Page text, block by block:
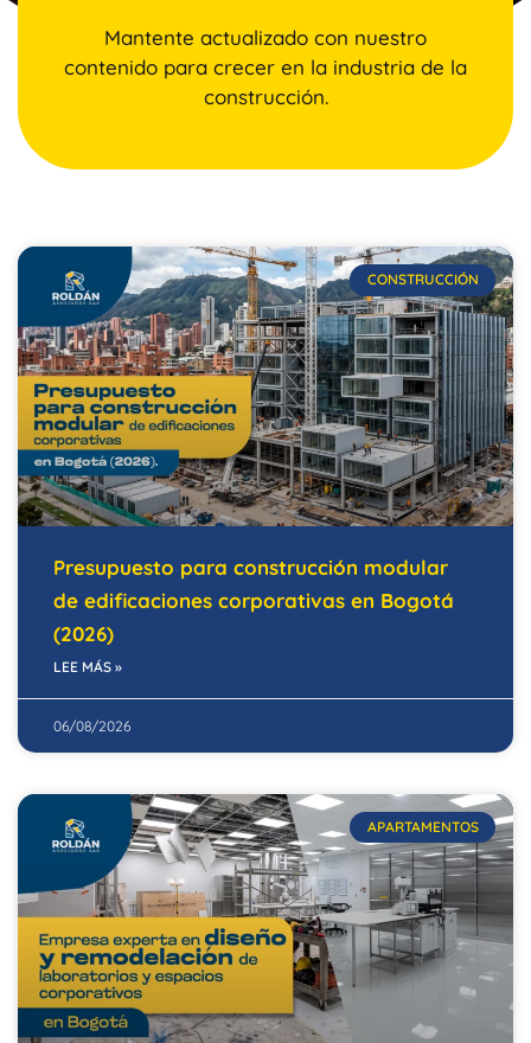
Mantente actualizado con nuestro
contenido para crecer en la industria de la
construcción.
CONSTRUCCIÓN
Presupuesto para construcción modular
de edificaciones corporativas en Bogotá
(2026)
LEE MÁS »
06/08/2026
APARTAMENTOS